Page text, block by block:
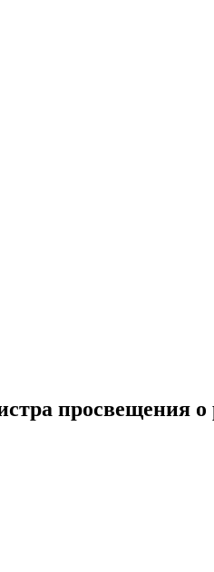
просвещения